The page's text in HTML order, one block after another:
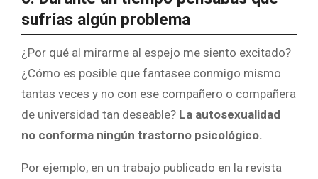
sufrías algún problema
¿Por qué al mirarme al espejo me siento excitado?
¿Cómo es posible que fantasee conmigo mismo
tantas veces y no con ese compañero o compañera
de universidad tan deseable? La autosexualidad
no conforma ningún trastorno psicológico.
Por ejemplo, en un trabajo publicado en la revista